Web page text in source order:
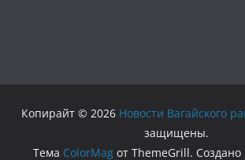
Копирайт © 2026 Новости Вагайского
защищены.
Тема ColorMagот ThemeGrill. Создано